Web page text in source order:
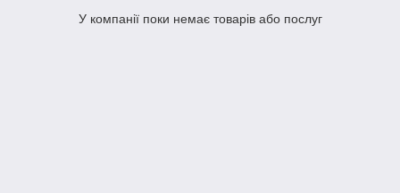
У компанії поки немає товарів або послуг